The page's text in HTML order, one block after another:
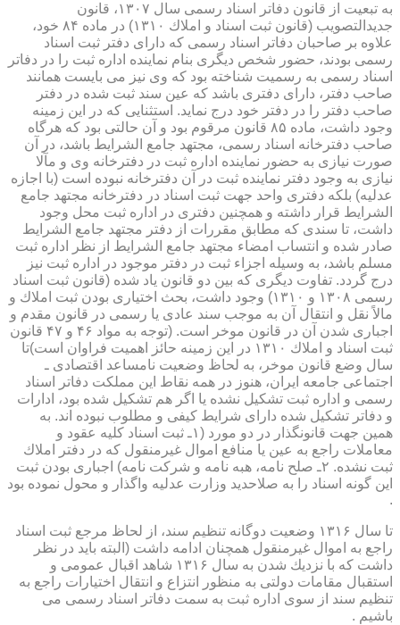
به تبعیت از قانون دفاتر اسناد رسمی سال ۱۳۰۷، قانون
جدیدالتصویب (قانون ثبت اسناد و املاك ۱۳۱۰) در ماده ۸۴ خود،
علاوه بر صاحبان دفاتر اسناد رسمی كه دارای دفتر ثبت اسناد
رسمی بودند، حضور شخص دیگری بنام نماینده اداره ثبت را در دفاتر
اسناد رسمی به رسمیت شناخته بود كه وی نیز می بایست همانند
صاحب دفتر، دارای دفتری باشد كه عین سند ثبت شده در دفتر
صاحب دفتر را در دفتر خود درج نماید. استثنایی كه در این زمینه
وجود داشت، ماده ۸۵ قانون مرقوم بود و آن حالتی بود كه هرگاه
صاحب دفترخانه اسناد رسمی، مجتهد جامع الشرایط باشد، در آن
صورت نیازی به حضور نماینده اداره ثبت در دفترخانه وی و مآلا
نیازی به وجود دفتر نماینده ثبت در آن دفترخانه نبوده است (با اجازه
عدلیه) بلكه دفتری واحد جهت ثبت اسناد در دفترخانه مجتهد جامع
الشرایط قرار داشته و همچنین دفتری در اداره ثبت محل وجود
داشت، تا سندی كه مطابق مقررات از دفتر مجتهد جامع الشرایط
صادر شده و انتساب امضاء مجتهد جامع الشرایط از نظر اداره ثبت
مسلم باشد، به وسیله اجزاء ثبت در دفتر موجود در اداره ثبت نیز
درج گردد. تفاوت دیگری كه بین دو قانون یاد شده (قانون ثبت اسناد
رسمی ۱۳۰۸ و ۱۳۱۰) وجود داشت، بحث اختیاری بودن ثبت املاك و
مالاً نقل و انتقال آن به موجب سند عادی یا رسمی در قانون مقدم و
اجباری شدن آن در قانون موخر است. (توجه به مواد ۴۶ و ۴۷ قانون
ثبت اسناد و املاك ۱۳۱۰ در این زمینه حائز اهمیت فراوان است)تا
سال وضع قانون موخر، به لحاظ وضعیت نامساعد اقتصادی ـ
اجتماعی جامعه ایران، هنوز در همه نقاط این مملكت دفاتر اسناد
رسمی و اداره ثبت تشكیل نشده یا اگر هم تشكیل شده بود، ادارات
و دفاتر تشكیل شده دارای شرایط كیفی و مطلوب نبوده اند. به
همین جهت قانونگذار در دو مورد (۱ـ ثبت اسناد كلیه عقود و
معاملات راجع به عین یا منافع اموال غیرمنقول كه در دفتر املاك
ثبت نشده. ۲ـ صلح نامه، هبه نامه و شركت نامه) اجباری بودن ثبت
این گونه اسناد را به صلاحدید وزارت عدلیه واگذار و محول نموده بود
.
تا سال ۱۳۱۶ وضعیت دوگانه تنظیم سند، از لحاظ مرجع ثبت اسناد
راجع به اموال غیرمنقول همچنان ادامه داشت (البته باید در نظر
داشت كه با نزدیك شدن به سال ۱۳۱۶ شاهد اقبال عمومی و
استقبال مقامات دولتی به منظور انتزاع و انتقال اختیارات راجع به
تنظیم سند از سوی اداره ثبت به سمت دفاتر اسناد رسمی می
باشیم .